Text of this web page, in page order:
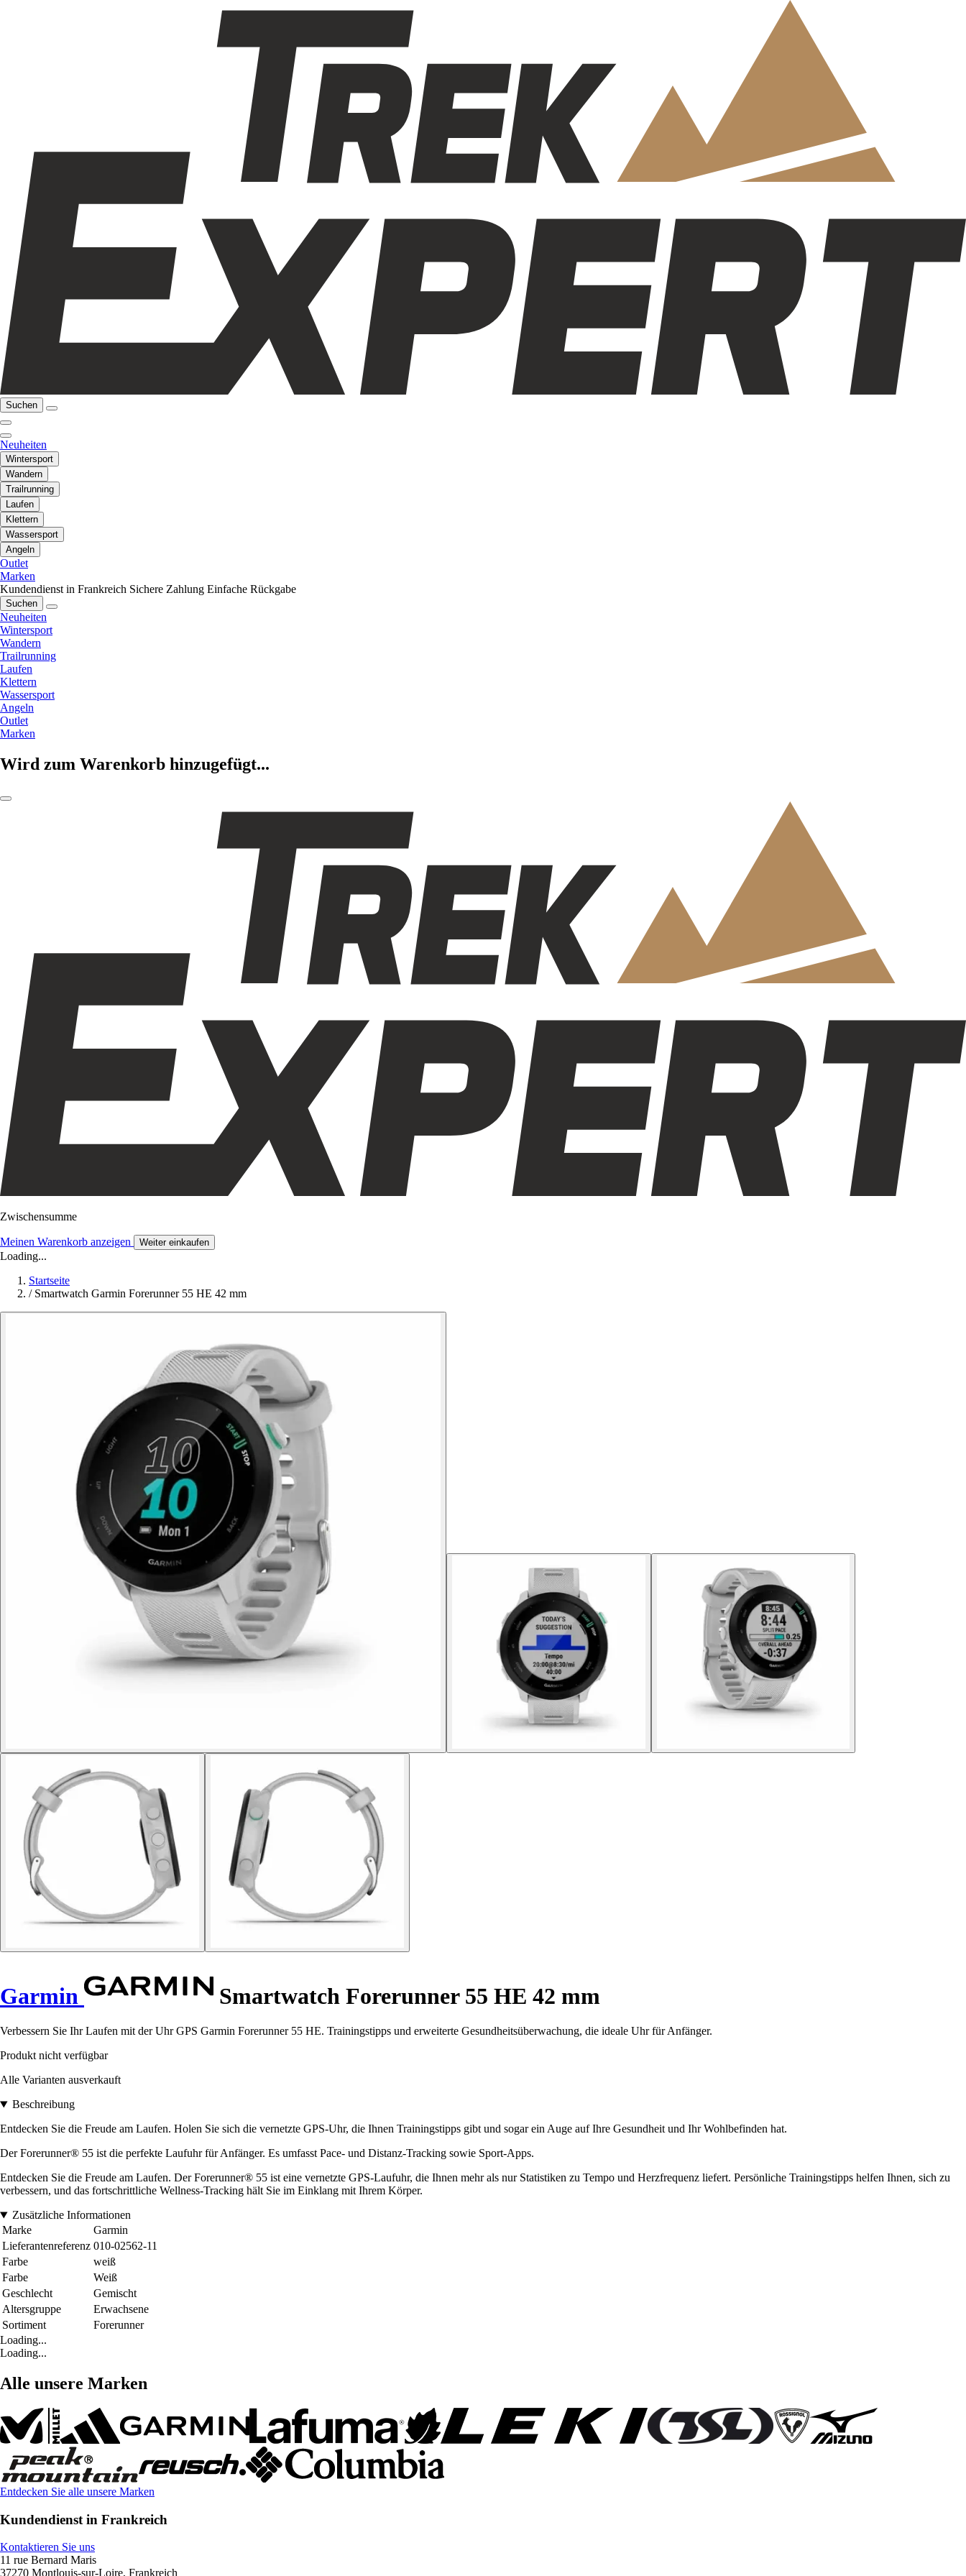
Suchen
Neuheiten
Wintersport
Wandern
Trailrunning
Laufen
Klettern
Wassersport
Angeln
Outlet
Marken
Kundendienst in Frankreich Sichere Zahlung Einfache Rückgabe
Suchen
Neuheiten
Wintersport
Wandern
Trailrunning
Laufen
Klettern
Wassersport
Angeln
Outlet
Marken
Wird zum Warenkorb hinzugefügt...
Zwischensumme
Meinen Warenkorb anzeigen Weiter einkaufen
Loading...
Startseite
/ Smartwatch Garmin Forerunner 55 HE 42 mm
Garmin Smartwatch Forerunner 55 HE 42 mm
Verbessern Sie Ihr Laufen mit der Uhr GPS Garmin Forerunner 55 HE. Trainingstipps und erweiterte Gesundheitsüberwachung, die ideale Uhr für Anfänger.
Produkt nicht verfügbar
Alle Varianten ausverkauft
Beschreibung
Entdecken Sie die Freude am Laufen. Holen Sie sich die vernetzte GPS-Uhr, die Ihnen Trainingstipps gibt und sogar ein Auge auf Ihre Gesundheit und Ihr Wohlbefinden hat.
Der Forerunner® 55 ist die perfekte Laufuhr für Anfänger. Es umfasst Pace- und Distanz-Tracking sowie Sport-Apps.
Entdecken Sie die Freude am Laufen. Der Forerunner® 55 ist eine vernetzte GPS-Laufuhr, die Ihnen mehr als nur Statistiken zu Tempo und Herzfrequenz liefert. Persönliche Trainingstipps helfen Ihnen, sich zu
verbessern, und das fortschrittliche Wellness-Tracking hält Sie im Einklang mit Ihrem Körper.
Zusätzliche Informationen
Marke
Garmin
Lieferantenreferenz 010-02562-11
Farbe
weiß
Farbe
Weiß
Geschlecht
Gemischt
Altersgruppe
Erwachsene
Sortiment
Forerunner
Loading...
Loading...
Alle unsere Marken
Entdecken Sie alle unsere Marken
Kundendienst in Frankreich
Kontaktieren Sie uns
11 rue Bernard Maris
37270 Montlouis-sur-Loire, Frankreich